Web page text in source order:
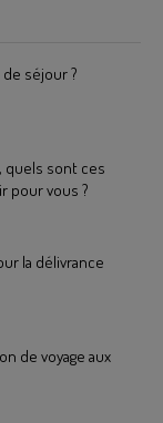
séjour ?
quels sont ces
pour vous ?
la délivrance
de voyage aux